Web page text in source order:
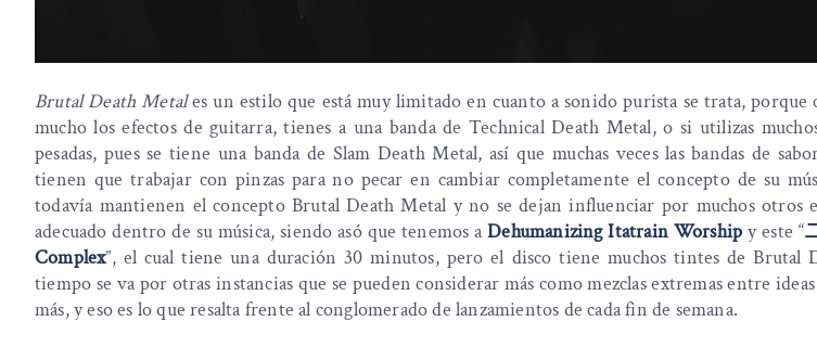
Brutal Death Metales un estilo que está muy limitado en cuanto a sonido purista se trata, porque
mucho los efectos de guitarra, tienes a una banda de Technical Death Metal, o si utilizas
pesadas, pues se tiene una banda de Slam Death Metal, así que muchas veces las bandas de
tienen que trabajar con pinzas para no pecar en cambiar completamente el concepto de su
todavía mantienen el concepto Brutal Death Metal y no se dejan influenciar por muchos otros
adecuado dentro de su música, siendo asó que tenemos aDehumanizing Itatrain Worshipy este “
Complex”, el cual tiene una duración 30 minutos, pero el disco tiene muchos tintes de Brutal
tiempo se va por otras instancias que se pueden considerar más como mezclas extremas entre
más, y eso es lo que resalta frente al conglomerado de lanzamientos de cada fin de semana.